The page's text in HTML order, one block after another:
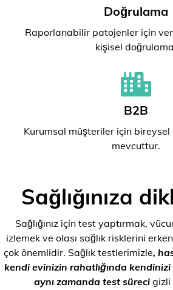
Doğrulama
Raporlanabilir patojenler için
kişisel
B2B
Kurumsal müşteriler için
mevcuttur.
Sağlığınıza
Sağlığınız için test yaptırmak,
izlemek ve olası sağlık risklerini
çok önemlidir. Sağlık testlerimizle,
kendi evinizin rahatlığında
aynı zamanda test süreci gizli